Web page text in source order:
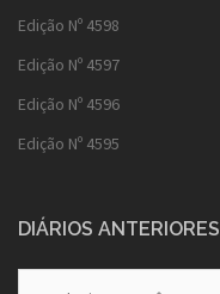
Edição Nº 4598
Edição Nº 4597
Edição Nº 4596
Edição Nº 4595
DIÁRIOS ANTERIORES